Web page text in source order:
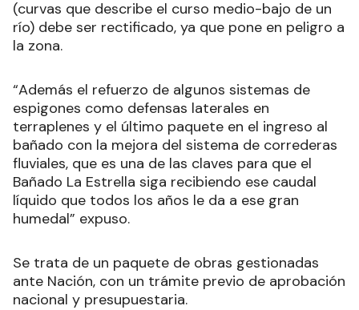
(curvas que describe el curso medio-bajo de un
río) debe ser rectificado, ya que pone en peligro a
la zona.
“Además el refuerzo de algunos sistemas de
espigones como defensas laterales en
terraplenes y el último paquete en el ingreso al
bañado con la mejora del sistema de correderas
fluviales, que es una de las claves para que el
Bañado La Estrella siga recibiendo ese caudal
líquido que todos los años le da a ese gran
humedal” expuso.
Se trata de un paquete de obras gestionadas
ante Nación, con un trámite previo de aprobación
nacional y presupuestaria.